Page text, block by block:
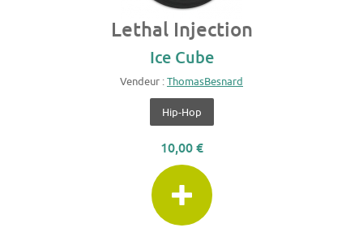
Lethal Injection
Ice Cube
Vendeur :ThomasBesnard
Hip-Hop
10,00 €